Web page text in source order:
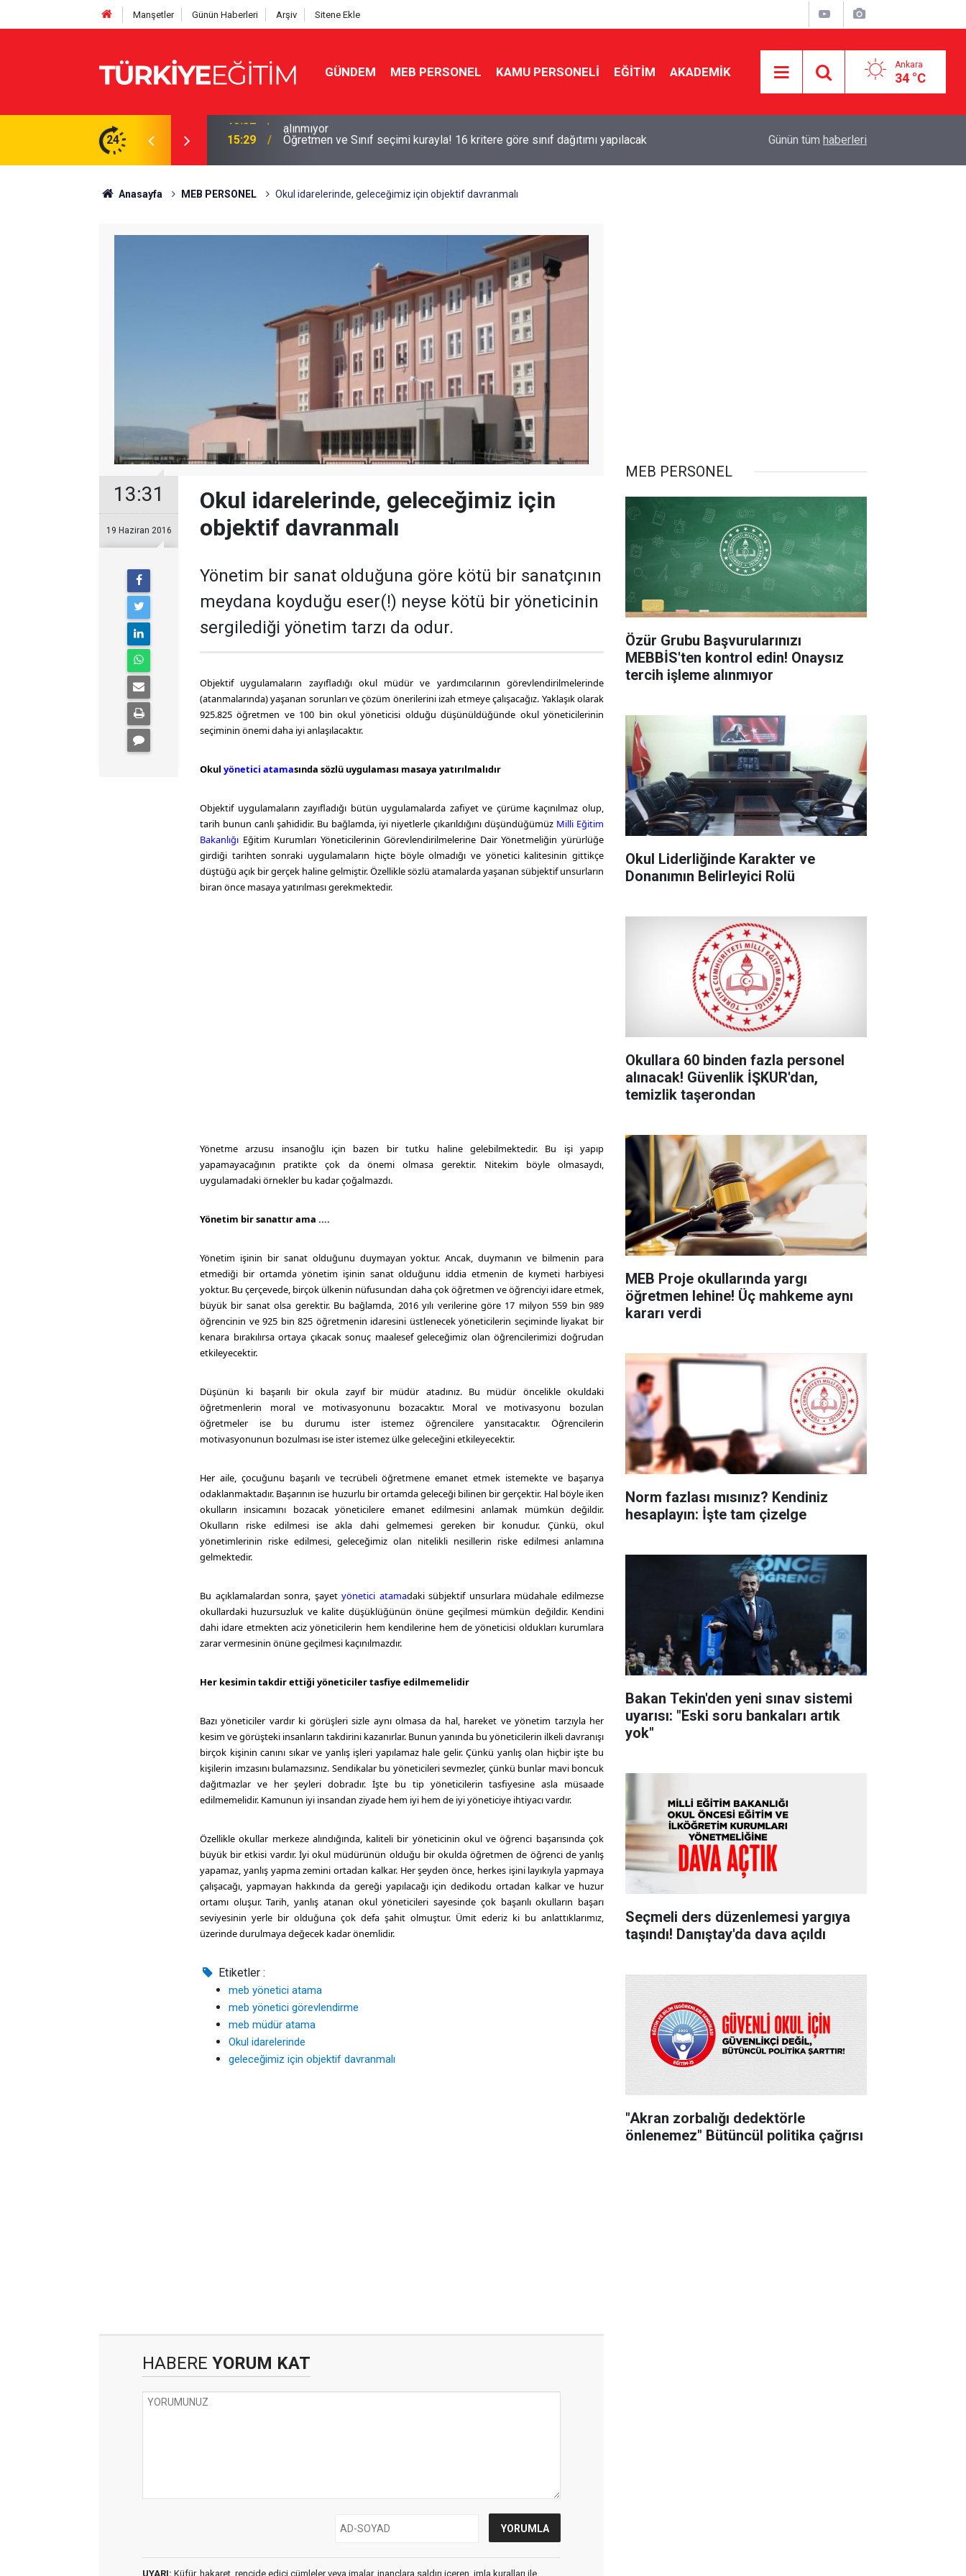
Manşetler Günün Haberleri Arşiv Sitene Ekle
GÜNDEM MEB PERSONEL KAMU PERSONELİ EĞİTİM AKADEMİK Ankara
34 °C
24
kontrol edin! Onaysız tercih işleme
15:29 Öğretmen ve Sınıf seçimi kurayla! 16 kritere göre sınıf dağıtımı yapılacak Okul Liderliğinde Karakter ve Donanımın
Günün tüm haberleri
Anasayfa MEB PERSONEL Okul idarelerinde, geleceğimiz için objektif davranmalı
13:31
19 Haziran 2016
Okul idarelerinde, geleceğimiz için
objektif davranmalı
Yönetim bir sanat olduğuna göre kötü bir sanatçının
meydana koyduğu eser(!) neyse kötü bir yöneticinin
sergilediği yönetim tarzı da odur.
Objektif uygulamaların zayıfladığı okul müdür ve yardımcılarının görevlendirilmelerinde
(atanmalarında) yaşanan sorunları ve çözüm önerilerini izah etmeye çalışacağız. Yaklaşık olarak
925.825 öğretmen ve 100 bin okul yöneticisi olduğu düşünüldüğünde okul yöneticilerinin
seçiminin önemi daha iyi anlaşılacaktır.
Okul yönetici atamasında sözlü uygulaması masaya yatırılmalıdır
Objektif uygulamaların zayıfladığı bütün uygulamalarda zafiyet ve çürüme kaçınılmaz olup,
tarih bunun canlı şahididir. Bu bağlamda, iyi niyetlerle çıkarıldığını düşündüğümüz Milli Eğitim
Bakanlığı Eğitim Kurumları Yöneticilerinin Görevlendirilmelerine Dair Yönetmeliğin yürürlüğe
girdiği tarihten sonraki uygulamaların hiçte böyle olmadığı ve yönetici kalitesinin gittikçe
düştüğü açık bir gerçek haline gelmiştir. Özellikle sözlü atamalarda yaşanan sübjektif unsurların
biran önce masaya yatırılması gerekmektedir.
Yönetme arzusu insanoğlu için bazen bir tutku haline gelebilmektedir. Bu işi yapıp
yapamayacağının pratikte çok da önemi olmasa gerektir. Nitekim böyle olmasaydı,
uygulamadaki örnekler bu kadar çoğalmazdı.
Yönetim bir sanattır ama ....
Yönetim işinin bir sanat olduğunu duymayan yoktur. Ancak, duymanın ve bilmenin para
etmediği bir ortamda yönetim işinin sanat olduğunu iddia etmenin de kıymeti harbiyesi
yoktur. Bu çerçevede, birçok ülkenin nüfusundan daha çok öğretmen ve öğrenciyi idare etmek,
büyük bir sanat olsa gerektir. Bu bağlamda, 2016 yılı verilerine göre 17 milyon 559 bin 989
öğrencinin ve 925 bin 825 öğretmenin idaresini üstlenecek yöneticilerin seçiminde liyakat bir
kenara bırakılırsa ortaya çıkacak sonuç maalesef geleceğimiz olan öğrencilerimizi doğrudan
etkileyecektir.
Düşünün ki başarılı bir okula zayıf bir müdür atadınız. Bu müdür öncelikle okuldaki
öğretmenlerin moral ve motivasyonunu bozacaktır. Moral ve motivasyonu bozulan
öğretmeler ise bu durumu ister istemez öğrencilere yansıtacaktır. Öğrencilerin
motivasyonunun bozulması ise ister istemez ülke geleceğini etkileyecektir.
Her aile, çocuğunu başarılı ve tecrübeli öğretmene emanet etmek istemekte ve başarıya
odaklanmaktadır. Başarının ise huzurlu bir ortamda geleceği bilinen bir gerçektir. Hal böyle iken
okulların insicamını bozacak yöneticilere emanet edilmesini anlamak mümkün değildir.
Okulların riske edilmesi ise akla dahi gelmemesi gereken bir konudur. Çünkü, okul
yönetimlerinin riske edilmesi, geleceğimiz olan nitelikli nesillerin riske edilmesi anlamına
gelmektedir.
Bu açıklamalardan sonra, şayetyönetici atamadaki sübjektif unsurlara müdahale edilmezse
okullardaki huzursuzluk ve kalite düşüklüğünün önüne geçilmesi mümkün değildir. Kendini
dahi idare etmekten aciz yöneticilerin hem kendilerine hem de yöneticisi oldukları kurumlara
zarar vermesinin önüne geçilmesi kaçınılmazdır.
Her kesimin takdir ettiği yöneticiler tasfiye edilmemelidir
Bazı yöneticiler vardır ki görüşleri sizle aynı olmasa da hal, hareket ve yönetim tarzıyla her
kesim ve görüşteki insanların takdirini kazanırlar. Bunun yanında bu yöneticilerin ilkeli davranışı
birçok kişinin canını sıkar ve yanlış işleri yapılamaz hale gelir. Çünkü yanlış olan hiçbir işte bu
kişilerin imzasını bulamazsınız. Sendikalar bu yöneticileri sevmezler, çünkü bunlar mavi boncuk
dağıtmazlar ve her şeyleri dobradır. İşte bu tip yöneticilerin tasfiyesine asla müsaade
edilmemelidir. Kamunun iyi insandan ziyade hem iyi hem de iyi yöneticiye ihtiyacı vardır.
Özellikle okullar merkeze alındığında, kaliteli bir yöneticinin okul ve öğrenci başarısında çok
büyük bir etkisi vardır. İyi okul müdürünün olduğu bir okulda öğretmen de öğrenci de yanlış
yapamaz, yanlış yapma zemini ortadan kalkar. Her şeyden önce, herkes işini layıkıyla yapmaya
çalışacağı, yapmayan hakkında da gereği yapılacağı için dedikodu ortadan kalkar ve huzur
ortamı oluşur. Tarih, yanlış atanan okul yöneticileri sayesinde çok başarılı okulların başarı
seviyesinin yerle bir olduğuna çok defa şahit olmuştur. Ümit ederiz ki bu anlattıklarımız,
üzerinde durulmaya değecek kadar önemlidir.
Etiketler :
meb yönetici atama
meb yönetici görevlendirme
meb müdür atama
Okul idarelerinde
geleceğimiz için objektif davranmalı
HABERE YORUM KAT
UYARI: Küfür, hakaret, rencide edici cümleler veya imalar, inançlara saldırı içeren, imla kuralları ile
MEB PERSONEL
Özür Grubu Başvurularınızı
MEBBİS'ten kontrol edin! Onaysız
tercih işleme alınmıyor
Okul Liderliğinde Karakter ve
Donanımın Belirleyici Rolü
Okullara 60 binden fazla personel
alınacak! Güvenlik İŞKUR'dan,
temizlik taşerondan
MEB Proje okullarında yargı
öğretmen lehine! Üç mahkeme aynı
kararı verdi
Norm fazlası mısınız? Kendiniz
hesaplayın: İşte tam çizelge
Bakan Tekin'den yeni sınav sistemi
uyarısı: "Eski soru bankaları artık
yok"
Seçmeli ders düzenlemesi yargıya
taşındı! Danıştay'da dava açıldı
"Akran zorbalığı dedektörle
önlenemez" Bütüncül politika çağrısı